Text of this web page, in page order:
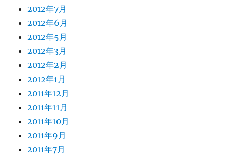
2012年7月
2012年6月
2012年5月
2012年3月
2012年2月
2012年1月
2011年12月
2011年11月
2011年10月
2011年9月
2011年7月